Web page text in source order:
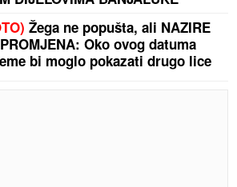
Žega ne popušta, ali NAZIRE
Oko ovog datuma
bi moglo pokazati drugo lice